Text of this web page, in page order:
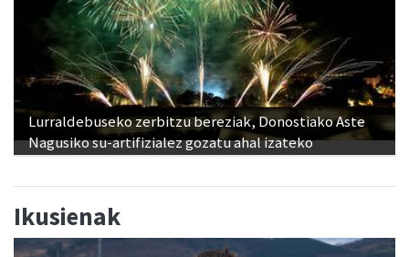
Lurraldebuseko zerbitzu bereziak, Donostiako Aste
Nagusiko su-artifizialez gozatu ahal izateko
Ikusienak